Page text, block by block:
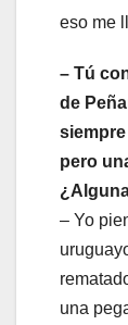
eso me
– Tú
de
pero
– Yo
una